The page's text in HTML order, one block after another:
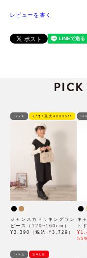
レビューを書く
PICK
ikka ﾓｱｵﾌ最大4000off
ジャンスカドッキングワン
ピース（120~160cm）
¥3,390（税込 ¥3,729）
キ
ト
（
ikka SALE